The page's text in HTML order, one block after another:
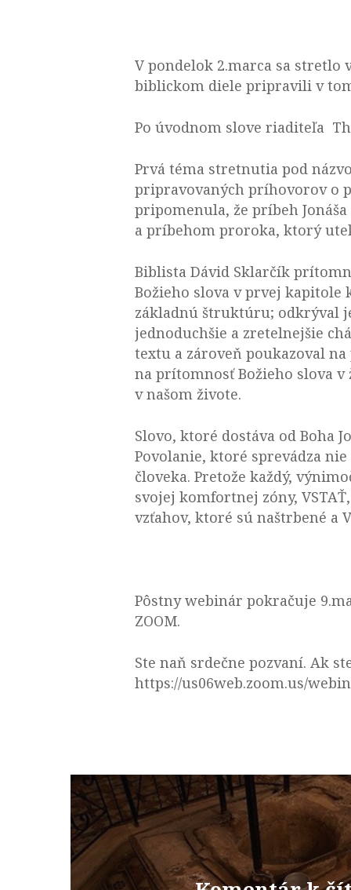
V pondelok 2.marca sa
biblickom diele pripravili v
Po úvodnom slove riaditeľa
Prvá téma stretnutia pod
pripravovaných príhovorov o
pripomenula, že príbeh
a príbehom proroka, ktorý
Biblista Dávid Sklarčík
Božieho slova v prvej kapitole
základnú štruktúru; odkrýval
jednoduchšie a zretelnejšie
textu a zároveň poukazoval
na prítomnosť Božieho slova
v našom živote.
Slovo, ktoré dostáva od Boha
Povolanie, ktoré sprevádza
človeka. Pretože každý,
svojej komfortnej zóny,
vzťahov, ktoré sú naštrbené a
Pôstny webinár pokračuje
ZOOM.
Ste naň srdečne pozvaní. Ak
https://us06web.zoom.us/